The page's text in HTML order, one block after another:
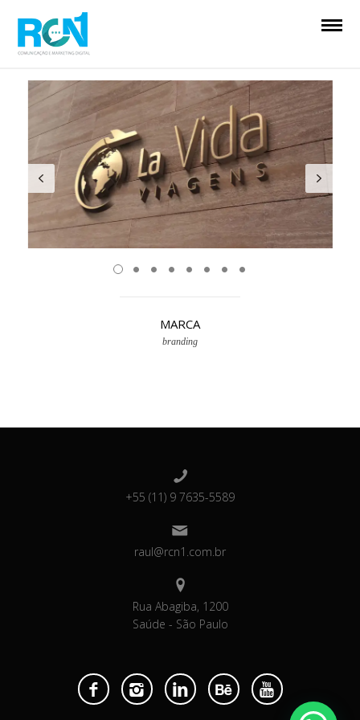
MARCA
branding
+55 (11) 9 7635-5589
raul@rcn1.com.br
Rua Abagiba, 1200
Saúde - São Paulo